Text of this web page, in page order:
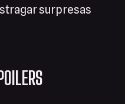
surpresas